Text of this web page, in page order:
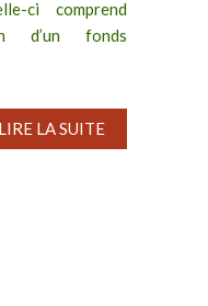
ci comprend
d’un fonds
LIRE LA SUITE